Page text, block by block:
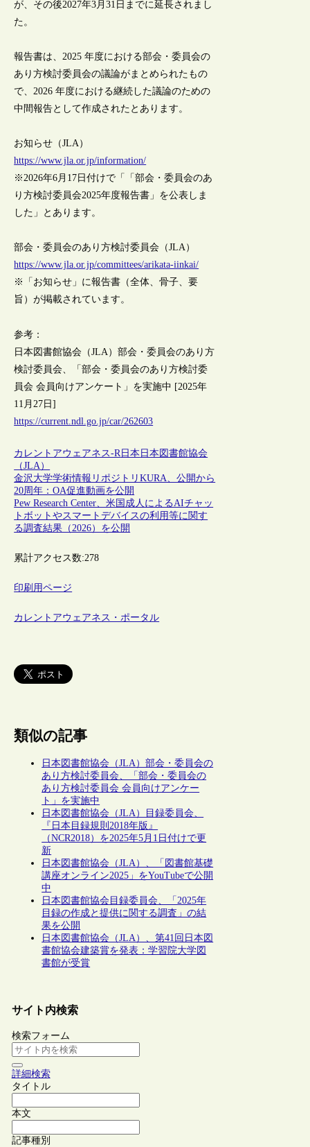
が、その後2027年3月31日までに延長されまし
た。
報告書は、2025 年度における部会・委員会の
あり方検討委員会の議論がまとめられたもの
で、2026 年度における継続した議論のための
中間報告として作成されたとあります。
お知らせ（JLA）
https://www.jla.or.jp/information/
※2026年6月17日付けで「「部会・委員会のあ
り方検討委員会2025年度報告書」を公表しま
した」とあります。
部会・委員会のあり方検討委員会（JLA）
https://www.jla.or.jp/committees/arikata-iinkai/
※「お知らせ」に報告書（全体、骨子、要
旨）が掲載されています。
参考：
日本図書館協会（JLA）部会・委員会のあり方
検討委員会、「部会・委員会のあり方検討委
員会 会員向けアンケート」を実施中 [2025年
11月27日]
https://current.ndl.go.jp/car/262603
カレントアウェアネス-R 日本 日本図書館協会
（JLA）
金沢大学学術情報リポジトリKURA、公開から
20周年：OA促進動画を公開
Pew Research Center、米国成人によるAIチャッ
トボットやスマートデバイスの利用等に関す
る調査結果（2026）を公開
累計アクセス数:278
印刷用ページ
カレントアウェアネス・ポータル
類似の記事
日本図書館協会（JLA）部会・委員会の
あり方検討委員会、「部会・委員会の
あり方検討委員会 会員向けアンケー
ト」を実施中
日本図書館協会（JLA）目録委員会、
『日本目録規則2018年版』
（NCR2018）を2025年5月1日付けで更
新
日本図書館協会（JLA）、「図書館基礎
講座オンライン2025」をYouTubeで公開
中
日本図書館協会目録委員会、「2025年
目録の作成と提供に関する調査」の結
果を公開
日本図書館協会（JLA）、第41回日本図
書館協会建築賞を発表：学習院大学図
書館が受賞
サイト内検索
検索フォーム
詳細検索
タイトル
本文
記事種別